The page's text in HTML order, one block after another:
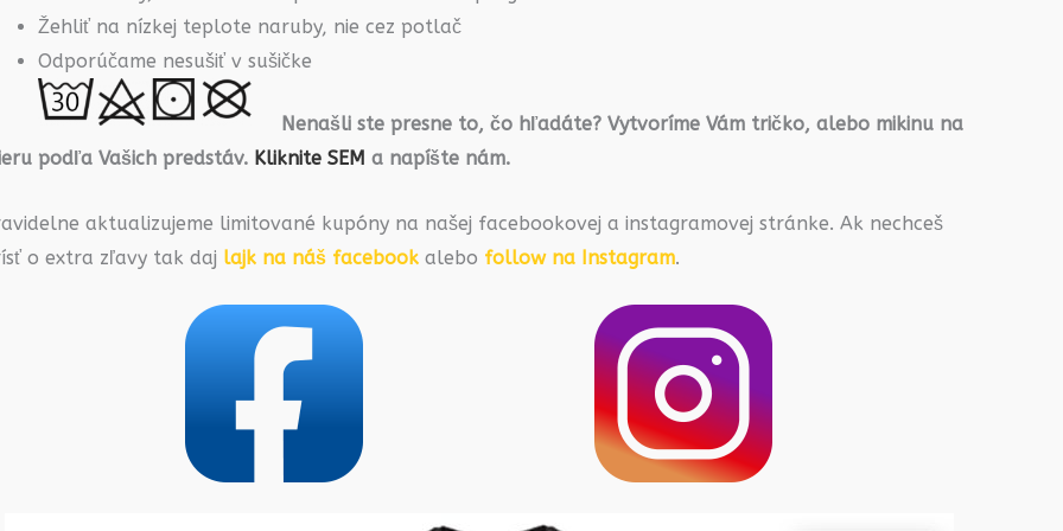
Žehliť na nízkej teplote naruby, nie cez potlač
Odporúčame nesušiť v sušičke
Nenašli ste presne to, čo hľadáte? Vytvoríme Vám tričko, alebo mikinu na
podľa Vašich predstáv. Kliknite SEM a napíšte nám.
aktualizujeme limitované kupóny na našej facebookovej a instagramovej stránke. Ak nechceš
o extra zľavy tak daj lajk na náš facebook alebo follow na Instagram.